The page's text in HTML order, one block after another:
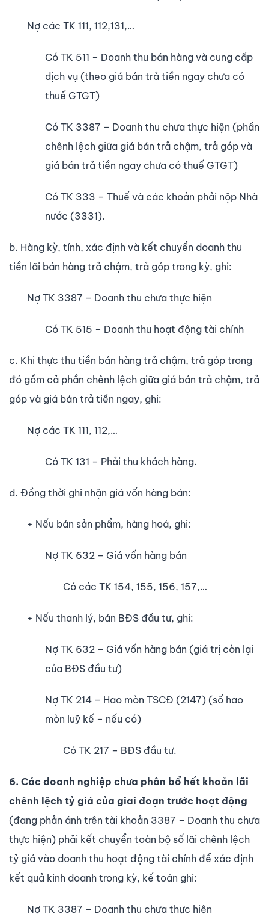
Nợ các TK 111, 112,131,…
Có TK 511 – Doanh thu bán hàng và cung cấp
dịch vụ (theo giá bán trả tiền ngay chưa có
thuế GTGT)
Có TK 3387 – Doanh thu chưa thực hiện (phần
chênh lệch giữa giá bán trả chậm, trả góp và
giá bán trả tiền ngay chưa có thuế GTGT)
Có TK 333 – Thuế và các khoản phải nộp Nhà
nước (3331).
b. Hàng kỳ, tính, xác định và kết chuyển doanh thu
tiền lãi bán hàng trả chậm, trả góp trong kỳ, ghi:
Nợ TK 3387 – Doanh thu chưa thực hiện
Có TK 515 – Doanh thu hoạt động tài chính
c. Khi thực thu tiền bán hàng trả chậm, trả góp trong
đó gồm cả phần chênh lệch giữa giá bán trả chậm, trả
góp và giá bán trả tiền ngay, ghi:
Nợ các TK 111, 112,…
Có TK 131 – Phải thu khách hàng.
d. Đồng thời ghi nhận giá vốn hàng bán:
+ Nếu bán sản phẩm, hàng hoá, ghi:
Nợ TK 632 – Giá vốn hàng bán
Có các TK 154, 155, 156, 157,…
+ Nếu thanh lý, bán BĐS đầu tư, ghi:
Nợ TK 632 – Giá vốn hàng bán (giá trị còn lại
của BĐS đầu tư)
Nợ TK 214 – Hao mòn TSCĐ (2147) (số hao
mòn luỹ kế – nếu có)
Có TK 217 – BĐS đầu tư.
6. Các doanh nghiệp chưa phân bổ hết khoản lãi
chênh lệch tỷ giá của giai đoạn trước hoạt động
(đang phản ánh trên tài khoản 3387 – Doanh thu chưa
thực hiện) phải kết chuyển toàn bộ số lãi chênh lệch
tỷ giá vào doanh thu hoạt động tài chính để xác định
kết quả kinh doanh trong kỳ, kế toán ghi:
Nợ TK 3387 – Doanh thu chưa thực hiện